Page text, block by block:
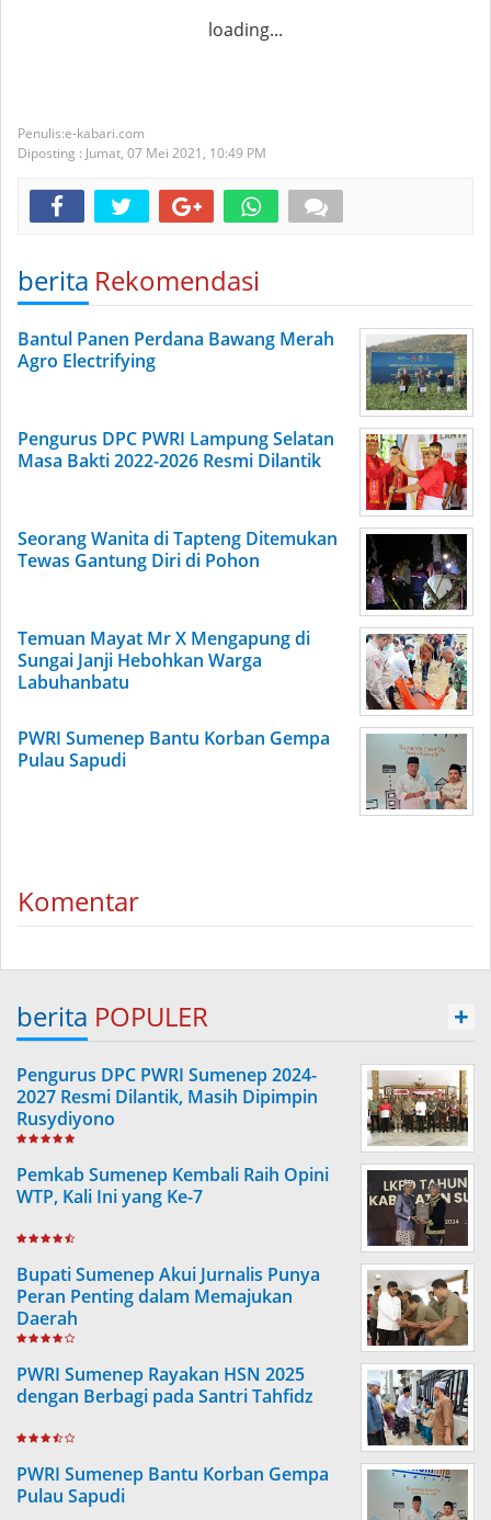
loading...
e-kabari.com
Diposting : Jumat, 07 Mei 2021, 10:49 PM
berita Rekomendasi
Bantul Panen Perdana Bawang Merah
Agro Electrifying
Pengurus DPC PWRI Lampung Selatan
Masa Bakti 2022-2026 Resmi Dilantik
Seorang Wanita di Tapteng Ditemukan
Tewas Gantung Diri di Pohon
Temuan Mayat Mr X Mengapung di
Sungai Janji Hebohkan Warga
Labuhanbatu
PWRI Sumenep Bantu Korban Gempa
Pulau Sapudi
Komentar
berita POPULER +
Pengurus DPC PWRI Sumenep 2024-
2027 Resmi Dilantik, Masih Dipimpin
Rusydiyono
Pemkab Sumenep Kembali Raih Opini
WTP, Kali Ini yang Ke-7
Bupati Sumenep Akui Jurnalis Punya
Peran Penting dalam Memajukan
Daerah
PWRI Sumenep Rayakan HSN 2025
dengan Berbagi pada Santri Tahfidz
PWRI Sumenep Bantu Korban Gempa
Pulau Sapudi